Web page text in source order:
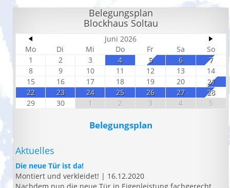
Belegungsplan
Blockhaus Soltau
Juni 2026
Mo
Di Mi Do Fr Sa
So
1
2 3 4 5 6
7
8
9 10 11 12 13
14
15
16 17 18 19 20
21
22
23 24 25 26 27
28
29
30 1 2 3 4 5
Belegungsplan
Aktuelles
Die neue Tür ist da!
Montiert und verkleidet! | 16.12.2020